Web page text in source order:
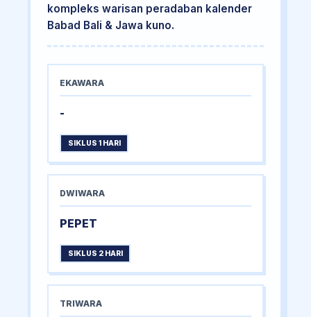
kompleks warisan peradaban kalender
Babad Bali & Jawa kuno.
EKAWARA
-
SIKLUS 1 HARI
DWIWARA
PEPET
SIKLUS 2 HARI
TRIWARA